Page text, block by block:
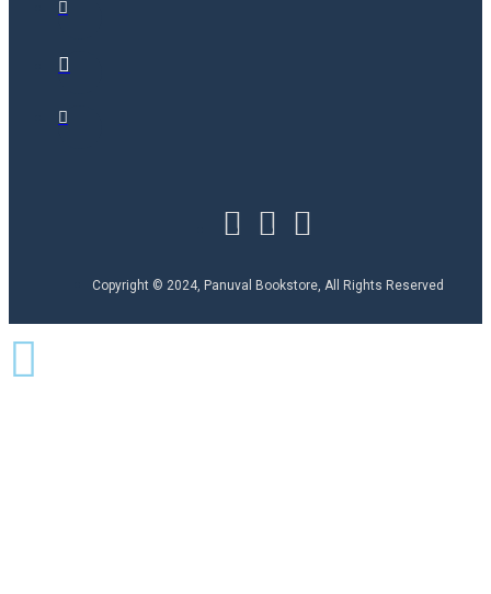
Copyright © 2024, Panuval Bookstore, All Rights Reserved